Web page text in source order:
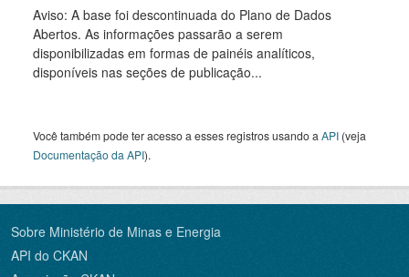
Aviso: A base foi descontinuada do Plano de Dados
Abertos. As informações passarão a serem
disponibilizadas em formas de painéis analíticos,
disponíveis nas seções de publicação...
Você também pode ter acesso a esses registros usando a API (veja
Documentação da API).
Sobre Ministério de Minas e Energia
API do CKAN